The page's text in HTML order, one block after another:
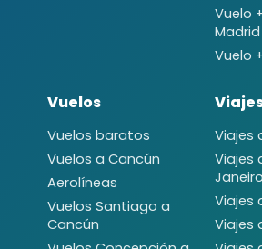
Vuelo
Madrid
Vuelo
Vuelos
Vuelos baratos
Vuelos a Cancún
Aerolíneas
Vuelos Santiago a
Cancún
Viajes
Viajes
Janeiro
Viajes
Viajes